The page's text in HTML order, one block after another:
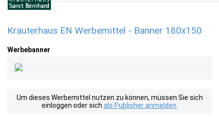
Kräuterhaus EN Werbemittel - Banner 180x150
Werbebanner
Um dieses Werbemittel nutzen zu können, müssen Sie sich
einloggen oder sich als Publisher anmelden